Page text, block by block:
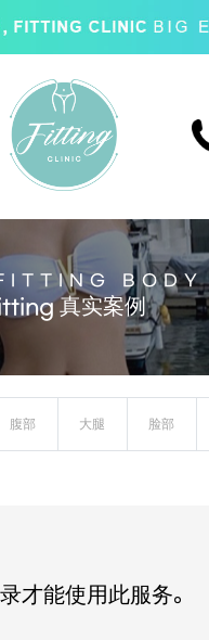
BODY
真实案例
腹部 大腿 脸部
才能使用此服务。